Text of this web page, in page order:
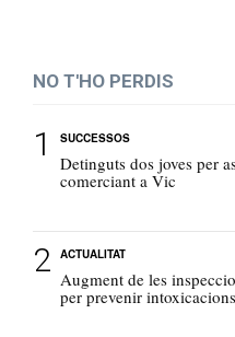
NO T'HO PERDIS
SUCCESSOS
Detinguts dos joves per
comerciant a Vic
ACTUALITAT
Augment de les
per prevenir